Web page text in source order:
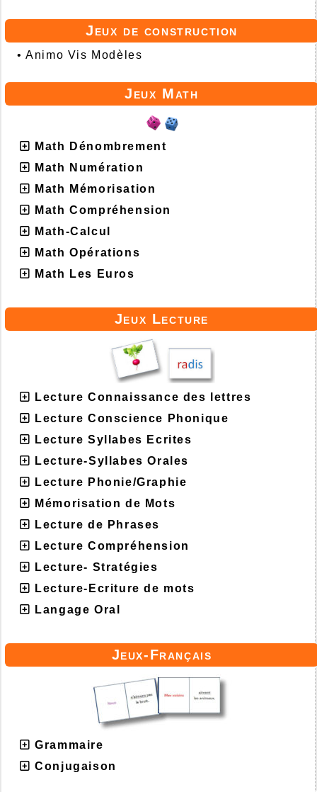
Jeux de construction
•Animo Vis Modèles
Jeux Math
Math Dénombrement
Math Numération
Math Mémorisation
Math Compréhension
Math-Calcul
Math Opérations
Math Les Euros
Jeux Lecture
Lecture Connaissance des lettres
Lecture Conscience Phonique
Lecture Syllabes Ecrites
Lecture-Syllabes Orales
Lecture Phonie/Graphie
Mémorisation de Mots
Lecture de Phrases
Lecture Compréhension
Lecture- Stratégies
Lecture-Ecriture de mots
Langage Oral
Jeux-Français
Grammaire
Conjugaison